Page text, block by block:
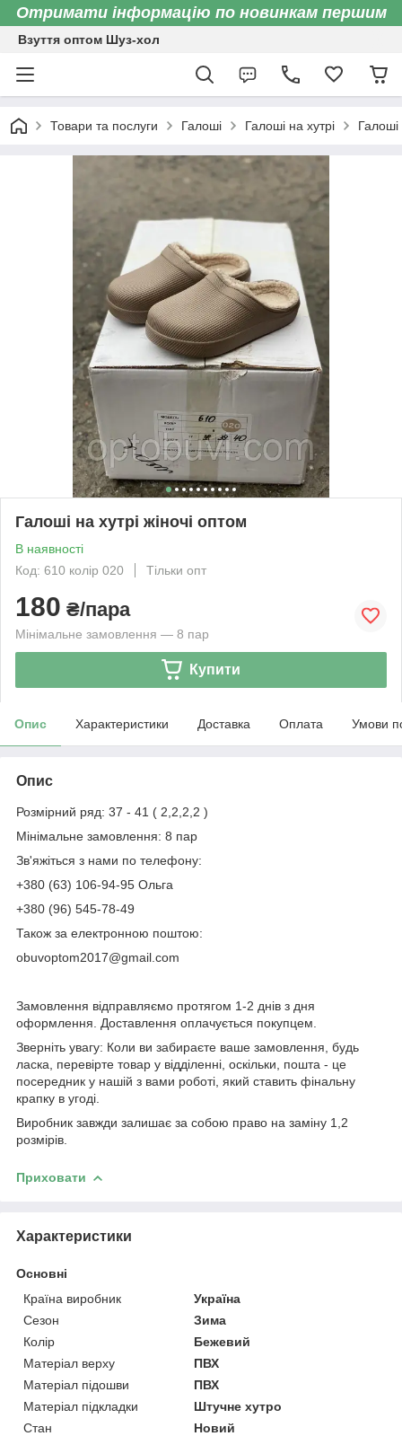
Отримати інформацію по новинкам першим
Взуття оптом Шуз-хол
Товари та послуги Галоші Галоші на хутрі Галоші
Галоші на хутрі жіночі оптом
В наявності
Код: 610 колір 020
Тільки опт
180 ₴/пара
Мінімальне замовлення — 8 пар
Купити
Опис Характеристики Доставка Оплата Умови
Опис
Розмірний ряд: 37 - 41 ( 2,2,2,2 )
Мінімальне замовлення: 8 пар
Зв'яжіться з нами по телефону:
+380 (63) 106-94-95 Ольга
+380 (96) 545-78-49
Також за електронною поштою:
obuvoptom2017@gmail.com
Замовлення відправляємо протягом 1-2 днів з дня
оформлення. Доставлення оплачується покупцем.
Зверніть увагу: Коли ви забираєте ваше замовлення, будь
ласка, перевірте товар у відділенні, оскільки, пошта - це
посередник у нашій з вами роботі, який ставить фінальну
крапку в угоді.
Виробник завжди залишає за собою право на заміну 1,2
розмірів.
Приховати
Характеристики
Основні
Країна виробник
Україна
Сезон
Зима
Колір
Бежевий
Матеріал верху
ПВХ
Матеріал підошви
ПВХ
Матеріал підкладки
Штучне хутро
Стан
Новий